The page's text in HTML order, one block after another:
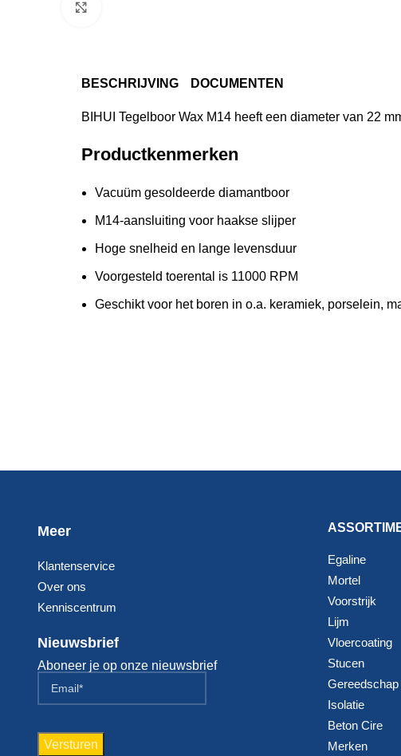
BESCHRIJVING DOCUMENTEN
BIHUI Tegelboor Wax M14 heeft een diameter van 22
Productkenmerken
Vacuüm gesoldeerde diamantboor
M14-aansluiting voor haakse slijper
Hoge snelheid en lange levensduur
Voorgesteld toerental is 11000 RPM
Geschikt voor het boren in o.a. keramiek, porselein,
Meer
Klantenservice
Over ons
Kenniscentrum
Nieuwsbrief
Aboneer je op onze nieuwsbrief
Egaline
Mortel
Voorstrijk
Lijm
Vloercoating
Stucen
Gereedschap
Isolatie
Beton Cire
Merken